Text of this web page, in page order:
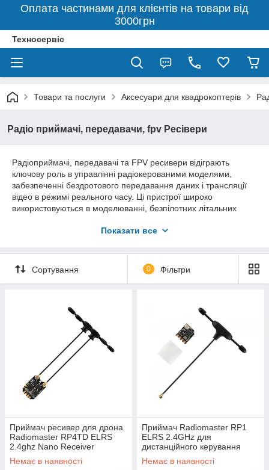
Оплата частинами для клієнтів на товари від
3000грн
Техносервіс
Товари та послуги Аксесуари для квадрокоптерів
Радіо приймачі, передавачи, fpv Ресівери
Радіоприймачі, передавачі та FPV ресивери відіграють
ключову роль в управлінні радіокерованими моделями,
забезпеченні бездротового передавання даних і трансляції
відео в режимі реального часу. Ці пристрої широко
використовуються в моделюванні, безпілотних літальних
важливий надійний зв'язок між оператором і пристроєм.
продуктивність, велику дальність дії та стійкість до перешкод,
що робить їх незамінними для аматорів і професіоналів. У
цій статті розглянемо основні типи радіоприймачів,
Показати все
Сортування 0 Фільтри
Приймач ресивер для дрона
Radiomaster RP4TD ELRS
2.4ghz Nano Receiver
Немає в наявності
Приймач Radiomaster RP1
ELRS 2.4GHz для
дистанційного керування
Немає в наявності